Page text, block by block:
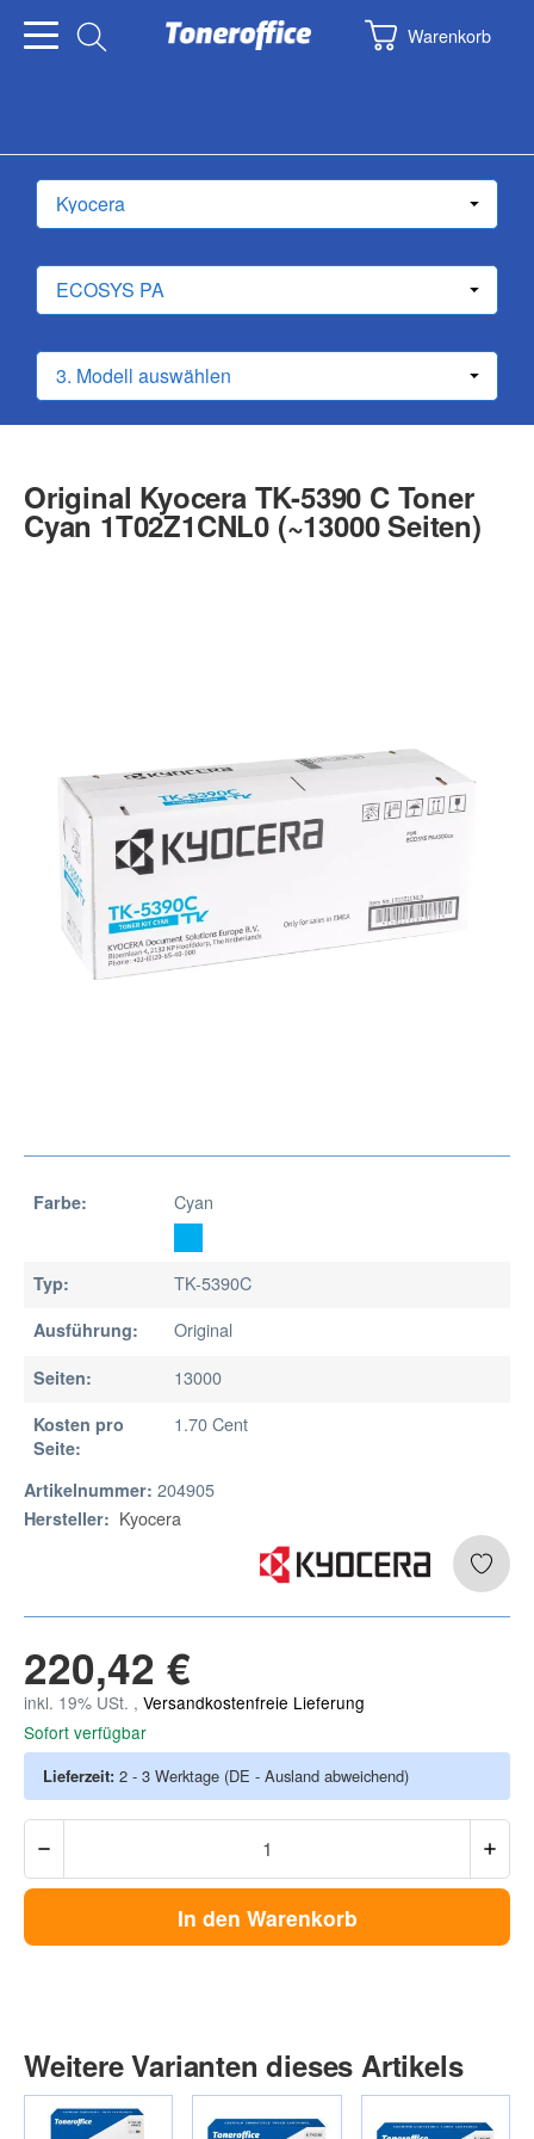
Warenkorb
Original Kyocera TK-5390 C Toner
Cyan 1T02Z1CNL0 (~13000 Seiten)
Farbe: Cyan
Typ: TK-5390C
Ausführung: Original
Seiten: 13000
Kosten pro
Seite:
1.70 Cent
Artikelnummer: 204905
Hersteller: Kyocera
220,42 €
inkl. 19% USt. , Versandkostenfreie Lieferung
Sofort verfügbar
Lieferzeit: 2 - 3 Werktage (DE - Ausland abweichend)
In den Warenkorb
Weitere Varianten dieses Artikels